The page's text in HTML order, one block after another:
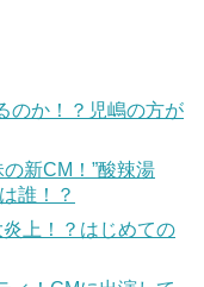
のか！？児嶋の方が
新CM！”酸辣湯
誰！？
上！？はじめての